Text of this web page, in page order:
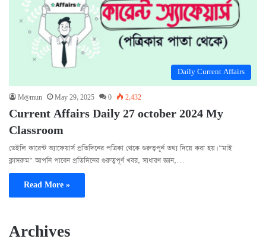
Daily Current Affairs
M@mun May 29, 2025 0 2,432
Current Affairs Daily 27 october 2024 My
Classroom
ডেইলি কারেন্ট অ্যাফেয়ার্স প্রতিদিনের পত্রিকা থেকে গুরুত্বপূর্ন তথ্য দিয়ে করা হয়। “মাই
ক্লাসরুম” আপনি পাবেন প্রতিদিনের গুরুত্বপূর্ণ খবর, সাধারণ জ্ঞান,…
Read More »
Archives